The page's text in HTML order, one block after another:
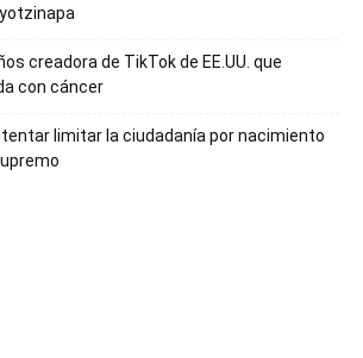
creadora de TikTok de EE.UU. que
con cáncer
limitar la ciudadanía por nacimiento